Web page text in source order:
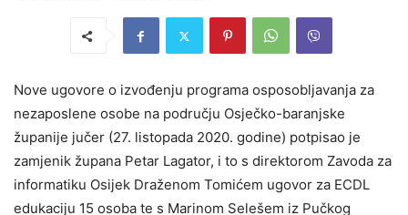
Nove ugovore o izvođenju programa osposobljavanja za
nezaposlene osobe na području Osječko-baranjske
županije jučer (27. listopada 2020. godine) potpisao je
zamjenik župana Petar Lagator, i to s direktorom Zavoda za
informatiku Osijek Draženom Tomićem ugovor za ECDL
edukaciju 15 osoba te s Marinom Selešem iz Pučkog